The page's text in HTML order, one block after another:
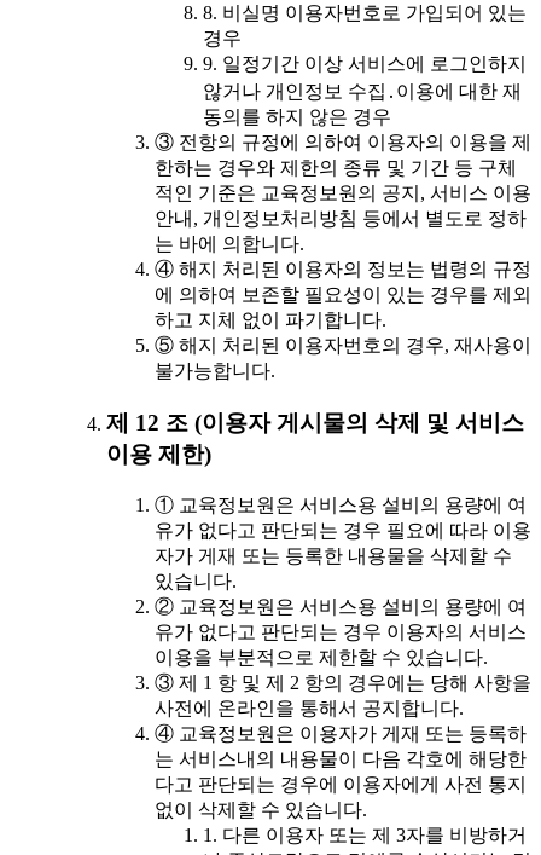
8. 비실명 이용자번호로 가입되어 있는
경우
9. 일정기간 이상 서비스에 로그인하지
않거나 개인정보 수집․이용에 대한 재
동의를 하지 않은 경우
③ 전항의 규정에 의하여 이용자의 이용을 제
한하는 경우와 제한의 종류 및 기간 등 구체
적인 기준은 교육정보원의 공지, 서비스 이용
안내, 개인정보처리방침 등에서 별도로 정하
는 바에 의합니다.
④ 해지 처리된 이용자의 정보는 법령의 규정
에 의하여 보존할 필요성이 있는 경우를 제외
하고 지체 없이 파기합니다.
⑤ 해지 처리된 이용자번호의 경우, 재사용이
불가능합니다.
제 12 조 (이용자 게시물의 삭제 및 서비스
이용 제한)
① 교육정보원은 서비스용 설비의 용량에 여
유가 없다고 판단되는 경우 필요에 따라 이용
자가 게재 또는 등록한 내용물을 삭제할 수
있습니다.
② 교육정보원은 서비스용 설비의 용량에 여
유가 없다고 판단되는 경우 이용자의 서비스
이용을 부분적으로 제한할 수 있습니다.
③ 제 1 항 및 제 2 항의 경우에는 당해 사항을
사전에 온라인을 통해서 공지합니다.
④ 교육정보원은 이용자가 게재 또는 등록하
는 서비스내의 내용물이 다음 각호에 해당한
다고 판단되는 경우에 이용자에게 사전 통지
없이 삭제할 수 있습니다.
1. 다른 이용자 또는 제 3자를 비방하거